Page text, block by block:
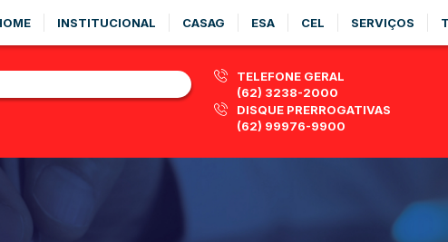
INSTITUCIONAL CASAG ESA CEL SERVIÇOS
TELEFONE GERAL
(62) 3238-2000
DISQUE PRERROGATIVAS
(62) 99976-9900